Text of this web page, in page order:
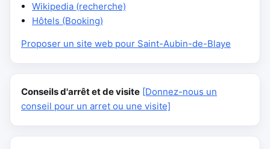
Wikipedia (recherche)
Hôtels (Booking)
Proposer un site web pour Saint-Aubin-de-Blaye
Conseils d'arrêt et de visite [Donnez-nous un
conseil pour un arret ou une visite]